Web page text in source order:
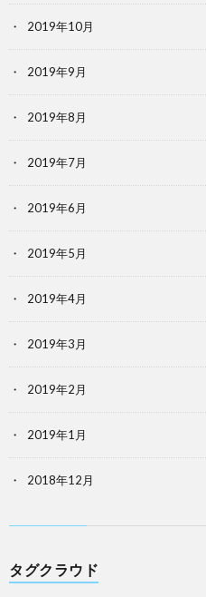
2019年10月
2019年9月
2019年8月
2019年7月
2019年6月
2019年5月
2019年4月
2019年3月
2019年2月
2019年1月
2018年12月
タグクラウド